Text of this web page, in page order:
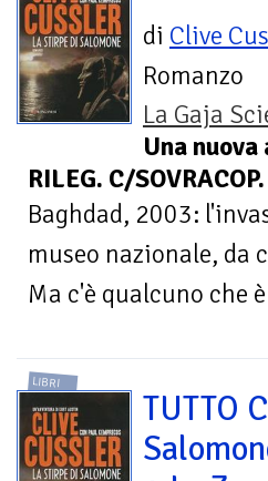
di Clive
Romanzo
La Gaja
Una
RILEG. C/
Baghdad, 2003:
museo nazionale, da
Ma c'è qualcuno che
LIBRI
TUTTO